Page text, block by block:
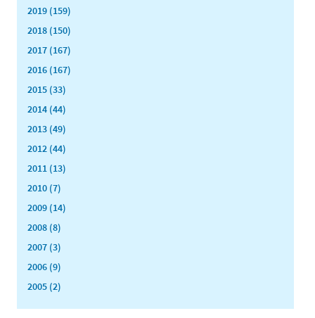
2019 (159)
2018 (150)
2017 (167)
2016 (167)
2015 (33)
2014 (44)
2013 (49)
2012 (44)
2011 (13)
2010 (7)
2009 (14)
2008 (8)
2007 (3)
2006 (9)
2005 (2)